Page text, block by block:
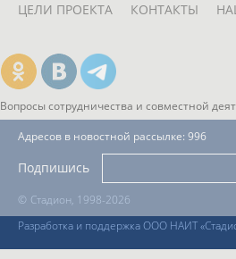
ЦЕЛИ ПРОЕКТА КОНТАКТЫ
Вопросы сотрудничества и совместной
© Стадион, 1998-2026
Разработка и поддержка ООО НАИТ
Адресов в новостной рассылке: 996
Подпишись